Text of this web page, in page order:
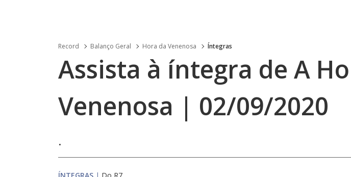
Record Balanço Geral Hora da Venenosa Íntegras
Assista à íntegra de A
Venenosa | 02/09/2020
.